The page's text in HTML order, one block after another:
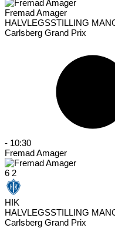
Fremad Amager
HALVLEGSSTILLING
Carlsberg Grand Prix
- 10:30
Fremad Amager
6 2
HIK
HALVLEGSSTILLING
Carlsberg Grand Prix